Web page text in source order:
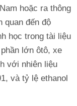
hoặc ra thông
quan đến độ
học trong tài liệu
lớn ôtô, xe
với nhiên liệu
và tỷ lệ ethanol